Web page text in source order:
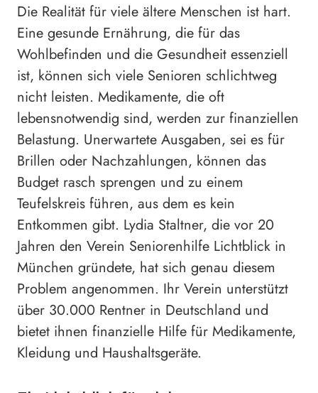
Die Realität für viele ältere Menschen ist hart.
Eine gesunde Ernährung, die für das
Wohlbefinden und die Gesundheit essenziell
ist, können sich viele Senioren schlichtweg
nicht leisten. Medikamente, die oft
lebensnotwendig sind, werden zur finanziellen
Belastung. Unerwartete Ausgaben, sei es für
Brillen oder Nachzahlungen, können das
Budget rasch sprengen und zu einem
Teufelskreis führen, aus dem es kein
Entkommen gibt. Lydia Staltner, die vor 20
Jahren den Verein Seniorenhilfe Lichtblick in
München gründete, hat sich genau diesem
Problem angenommen. Ihr Verein unterstützt
über 30.000 Rentner in Deutschland und
bietet ihnen finanzielle Hilfe für Medikamente,
Kleidung und Haushaltsgeräte.